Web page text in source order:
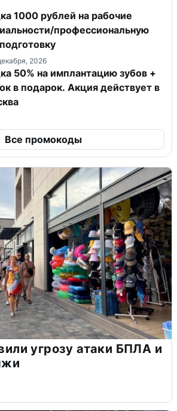
1000 рублей на рабочие
профессиональную
2026
50% на имплантацию зубов +
Акция действует в
Все промокоды
угрозу атаки БПЛА и